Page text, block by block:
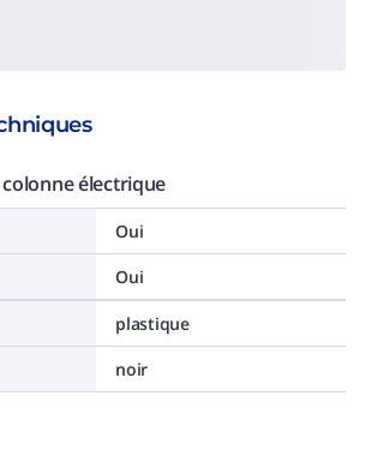
électrique
Oui
Oui
plastique
noir